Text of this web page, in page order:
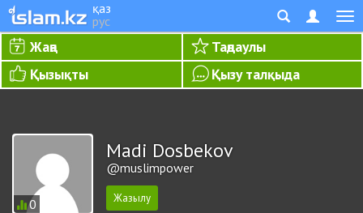
қаз
рус
Жаңа
Таңдаулы
Қызықты
Қызу талқыда
0
Madi Dosbekov
@muslimpower